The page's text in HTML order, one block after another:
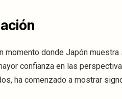
donde Japón
confianza en las
ha comenzado a mostrar